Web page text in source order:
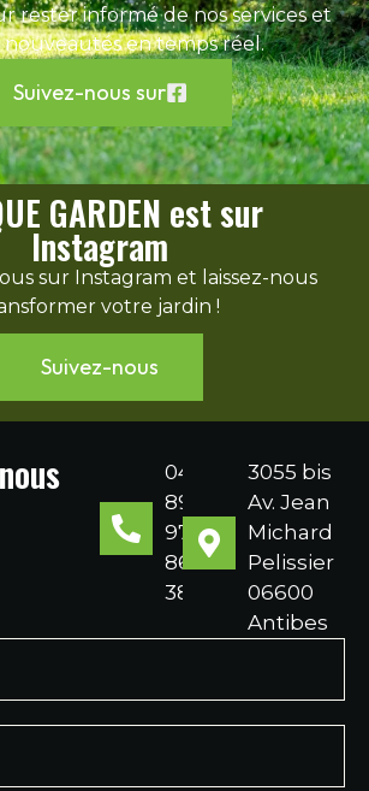
rester informé de nos services et
nouveautés en temps réel.
Suivez-nous sur
GARDEN est sur
Instagram
sur Instagram et laissez-nous
votre jardin !
Suivez-nous
04
89
97
86
38
3055 bis
Av. Jean
Michard
Pelissier
06600
Antibes